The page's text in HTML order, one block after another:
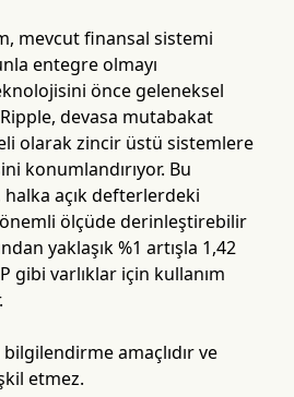
mevcut finansal sistemi
entegre olmayı
önce geleneksel
devasa mutabakat
olarak zincir üstü sistemlere
konumlandırıyor. Bu
halka açık defterlerdeki
ölçüde derinleştirebilir
yaklaşık %1 artışla 1,42
gibi varlıklar için kullanım
amaçlıdır ve
etmez.